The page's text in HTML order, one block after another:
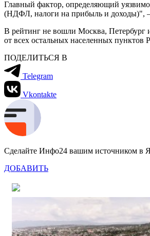
Главный фактор, определяющий
(НДФЛ, налоги на прибыль и доходы)",
В рейтинг не вошли Москва, Петербург
от всех остальных населенных пунктов
ПОДЕЛИТЬСЯ В
Telegram
Vkontakte
Сделайте Инфо24 вашим источником в
ДОБАВИТЬ